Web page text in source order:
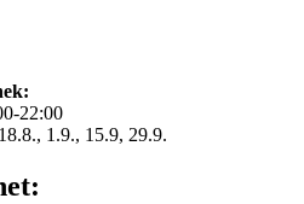
22:00
1.9., 15.9, 29.9.